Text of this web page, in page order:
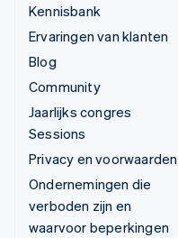
Kennisbank
Ervaringen van klanten
Blog
Community
Jaarlijks congres
Sessions
Privacy en voorwaarden
Ondernemingen die
verboden zijn en
waarvoor beperkingen